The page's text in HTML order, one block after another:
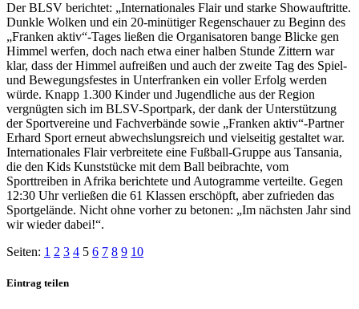
Der BLSV berichtet: „Internationales Flair und starke Showauftritte.
Dunkle Wolken und ein 20-minütiger Regenschauer zu Beginn des
„Franken aktiv“-Tages ließen die Organisatoren bange Blicke gen
Himmel werfen, doch nach etwa einer halben Stunde Zittern war
klar, dass der Himmel aufreißen und auch der zweite Tag des Spiel-
und Bewegungsfestes in Unterfranken ein voller Erfolg werden
würde. Knapp 1.300 Kinder und Jugendliche aus der Region
vergnügten sich im BLSV-Sportpark, der dank der Unterstützung
der Sportvereine und Fachverbände sowie „Franken aktiv“-Partner
Erhard Sport erneut abwechslungsreich und vielseitig gestaltet war.
Internationales Flair verbreitete eine Fußball-Gruppe aus Tansania,
die den Kids Kunststücke mit dem Ball beibrachte, vom
Sporttreiben in Afrika berichtete und Autogramme verteilte. Gegen
12:30 Uhr verließen die 61 Klassen erschöpft, aber zufrieden das
Sportgelände. Nicht ohne vorher zu betonen: „Im nächsten Jahr sind
wir wieder dabei!“.
Seiten: 1 2 3 4 5 6 7 8 9 10
Eintrag teilen